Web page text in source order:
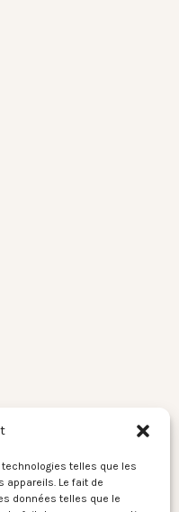
telles que les
Le fait de
données telles que le